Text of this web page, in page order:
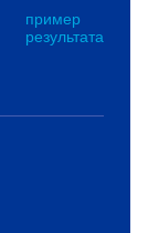
пример
результата